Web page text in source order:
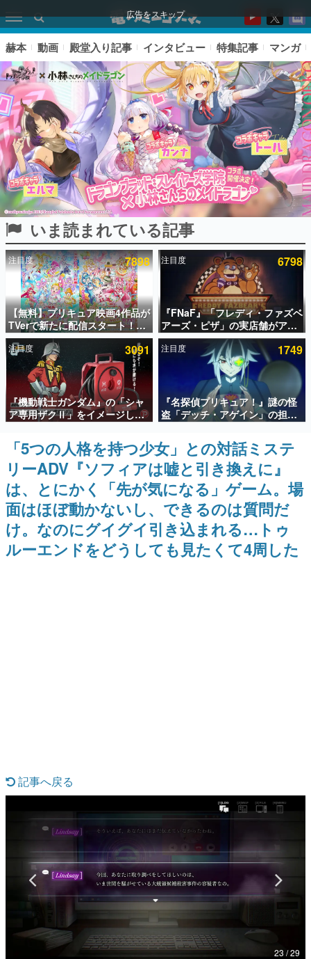
広告をスキップ
ピックアップ
電ファミのいま読まれている記事ランキング
アプリセール情報
インタビュー
連載・特集一覧
殿堂入り記事
SNS拡散数が数千以上！ ページビュー数万以上！ などな
ど。多くの人々に読まれた、電ファミ渾身の“殿堂入り”記
事をまとめました。
ゲームの企画書
名作ゲームクリエイターの方々に製作時のエピソードをお
聞きし、ヒットする企画（ゲーム）とは何か？を探ってい
きます。
赫本
この物語を解いてはいけない。『赫本』は、〈試験問題〉
の形をした短編ホラー小説集です。
新世代に訊く
具体的な形から解き明かしていく、硬派で骨太な評論連載
です。
ゲームが変えた日本語
「経験値」「裏技」「ラスボス」… ゲームにまつわる言葉
の起源や用法の変遷を、コンピューター文化史研究家・タ
イニーP氏が徹底調査。
カテゴリ
特集記事
赫本 動画 殿堂入り記事 インタビュー 特集記事 マンガ
いま読まれている記事
注目度 7898
【無料】プリキュア映画4作品が
TVerで新たに配信スタート！な
んと2018年～2024年の映画ほぼ
すべてが見放題に、ぶっちゃけ
ありえないラインナップ
注目度 6798
『FNaF』「フレディ・ファズベ
アーズ・ピザ」の実店舗がアメ
リカの商業施設「American
Dream」に2027年オープン！
ScottGamesとの共同開発、食
事だけでなくステージショーや
没入型のホラー体験も楽しめる
注目度 3091
『機動戦士ガンダム』の「シャ
ア専用ザクⅡ」をイメージした
散水ホースリールが予約開始。
本体にはシャアのパーソナルマ
ークやジオン公国軍のエンブレ
ム、型式番号などを配置
注目度 1749
『名探偵プリキュア！』謎の怪
盗「デッチ・アゲイン」の担当
キャストは天﨑滉平さんと判
明。『Re:ゼロから始める異世
界生活』オットー役、『ヒプノ
シスマイク』山田三郎役など
「5つの人格を持つ少女」との対話ミステ
リーADV『ソフィアは嘘と引き換えに』
は、とにかく「先が気になる」ゲーム。場
面はほぼ動かないし、できるのは質問だ
け。なのにグイグイ引き込まれる…トゥ
ルーエンドをどうしても見たくて4周した
記事へ戻る
23 / 29